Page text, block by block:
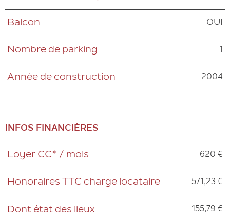
Balcon OUI
Nombre de parking 1
Année de construction 2004
INFOS FINANCIÈRES
Caractéristiques Valeurs
Loyer CC* / mois 620 €
Honoraires TTC charge locataire 571,23 €
Dont état des lieux 155,79 €